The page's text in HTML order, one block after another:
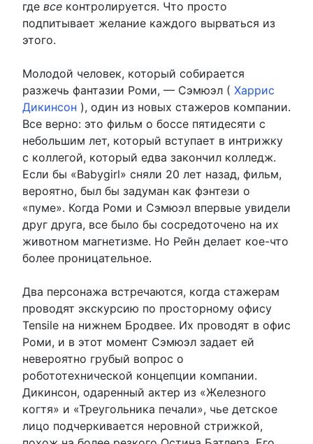
где все контролируется. Что просто
подпитывает желание каждого вырваться из
этого.
Молодой человек, который собирается
разжечь фантазии Роми, — Сэмюэл ( Харрис
Дикинсон ), один из новых стажеров компании.
Все верно: это фильм о боссе пятидесяти с
небольшим лет, который вступает в интрижку
с коллегой, который едва закончил колледж.
Если бы «Babygirl» сняли 20 лет назад, фильм,
вероятно, был бы задуман как фэнтези о
«пуме». Когда Роми и Сэмюэл впервые увидели
друг друга, все было бы сосредоточено на их
животном магнетизме. Но Рейн делает кое-что
более проницательное.
Два персонажа встречаются, когда стажерам
проводят экскурсию по просторному офису
Tensile на нижнем Бродвее. Их проводят в офис
Роми, и в этот момент Сэмюэл задает ей
невероятно грубый вопрос о
робототехнической концепции компании.
Дикинсон, одаренный актер из «Железного
когтя» и «Треугольника печали», чье детское
лицо подчеркивается неровной стрижкой,